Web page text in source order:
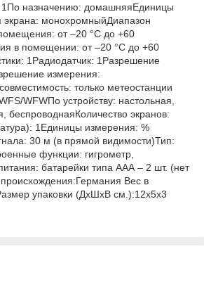
1По назначению: домашняяЕдиницы
экрана: монохромныйДиапазон
от –20 °C до +60
в помещении: от –20 °C до +60
1Радиодатчик: 1Разрешение
измерения:
только метеостанции
WFWПо устройству: настольная,
беспроводнаяКоличество экранов:
1Единицы измерения: %
30 м (в прямой видимости)Тип:
функции: гигрометр,
батарейки типа ААА – 2 шт. (нет
Вес в
упаковки (ДхШхВ см.):12x5x3